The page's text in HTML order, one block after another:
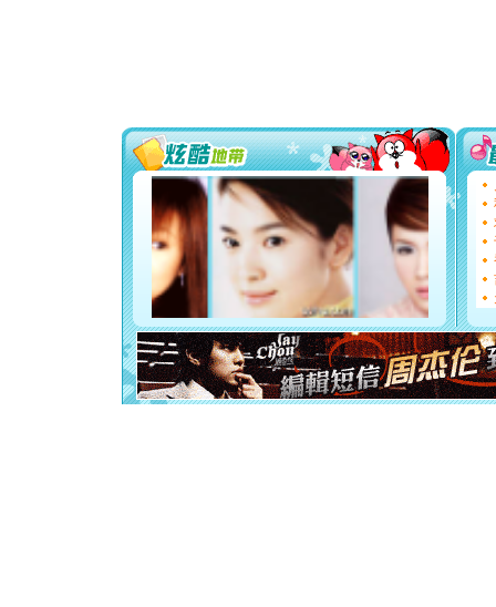
[圣诞节]
你太多
要平安！
[圣诞节]
能正大
都要快乐
[圣诞节]
如意,快
[元旦]
看
断电。
你是我
[元旦]如
起；二是
离。水晶
[元旦]当